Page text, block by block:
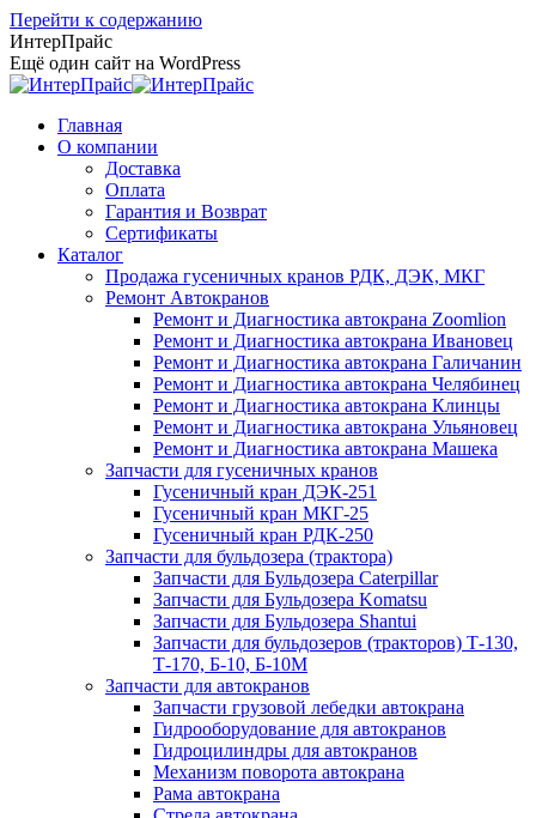
Перейти к содержанию
ИнтерПрайс
Ещё один сайт на WordPress
Главная
О компании
Доставка
Оплата
Гарантия и Возврат
Сертификаты
Каталог
Продажа гусеничных кранов РДК, ДЭК, МКГ
Ремонт Автокранов
Ремонт и Диагностика автокрана Zoomlion
Ремонт и Диагностика автокрана Ивановец
Ремонт и Диагностика автокрана Галичанин
Ремонт и Диагностика автокрана Челябинец
Ремонт и Диагностика автокрана Клинцы
Ремонт и Диагностика автокрана Ульяновец
Ремонт и Диагностика автокрана Машека
Запчасти для гусеничных кранов
Гусеничный кран ДЭК-251
Гусеничный кран МКГ-25
Гусеничный кран РДК-250
Запчасти для бульдозера (трактора)
Запчасти для Бульдозера Caterpillar
Запчасти для Бульдозера Komatsu
Запчасти для Бульдозера Shantui
Запчасти для бульдозеров (тракторов) Т-130,
Т-170, Б-10, Б-10М
Запчасти для автокранов
Запчасти грузовой лебедки автокрана
Гидрооборудование для автокранов
Гидроцилиндры для автокранов
Механизм поворота автокрана
Рама автокрана